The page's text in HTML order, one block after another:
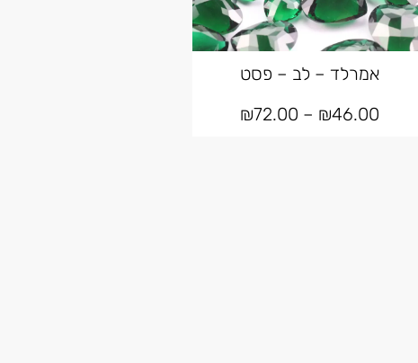
אמרלד – לב – פסט
₪46.00
–
₪72.00